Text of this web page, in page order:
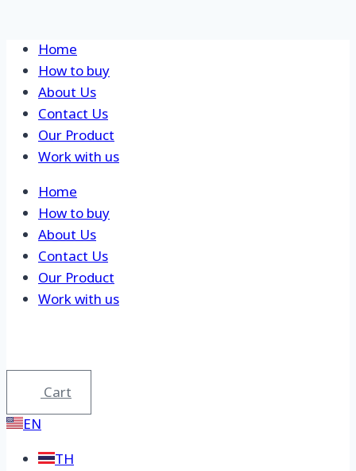
Skip
content
Home
How to buy
About Us
Contact Us
Our Product
Work with us
Home
How to buy
About Us
Contact Us
Our Product
Work with us
Cart
EN
TH